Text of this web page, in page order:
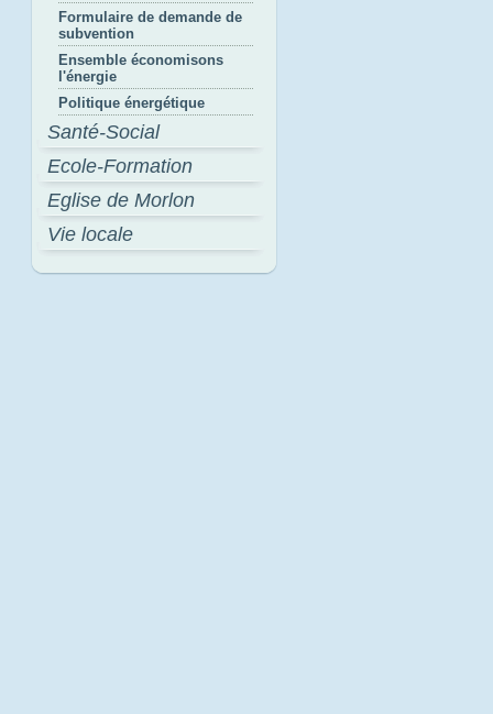
Formulaire de demande de
subvention
Ensemble économisons
l'énergie
Politique énergétique
Santé-Social
Ecole-Formation
Eglise de Morlon
Vie locale